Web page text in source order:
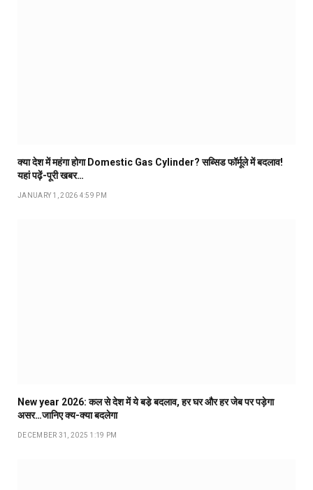
क्या देश में महंगा होगा Domestic Gas Cylinder? सब्सिड फॉर्मूले में बदलाव!
यहां पढ़ें-पूरी खबर…
JANUARY 1, 2026 4:59 PM
New year 2026: कल से देश में ये बडे़ बदलाव, हर घर और हर जेब पर पड़ेगा
असर…जानिए क्य-क्या बदलेगा
DECEMBER 31, 2025 1:19 PM